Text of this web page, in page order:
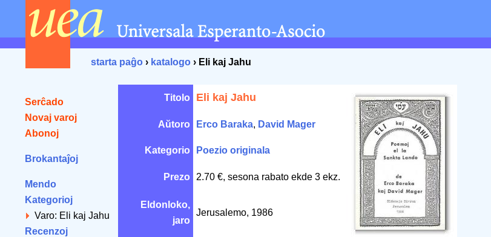
starta paĝo › katalogo › Eli kaj Jahu
Serĉado
Novaj varoj
Abonoj
Brokantaĵoj
Mendo
Kategorioj
Varo: Eli kaj Jahu
Recenzoj
Titolo Eli kaj Jahu
Aŭtoro Erco Baraka, David Mager
Kategorio Poezio originala
Prezo 2.70 €, sesona rabato ekde 3 ekz.
Eldonloko,
jaro
Jerusalemo, 1986